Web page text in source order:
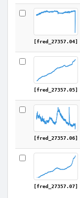
[fred_27357.04]
[fred_27357.05]
[fred_27357.06]
[fred_27357.07]